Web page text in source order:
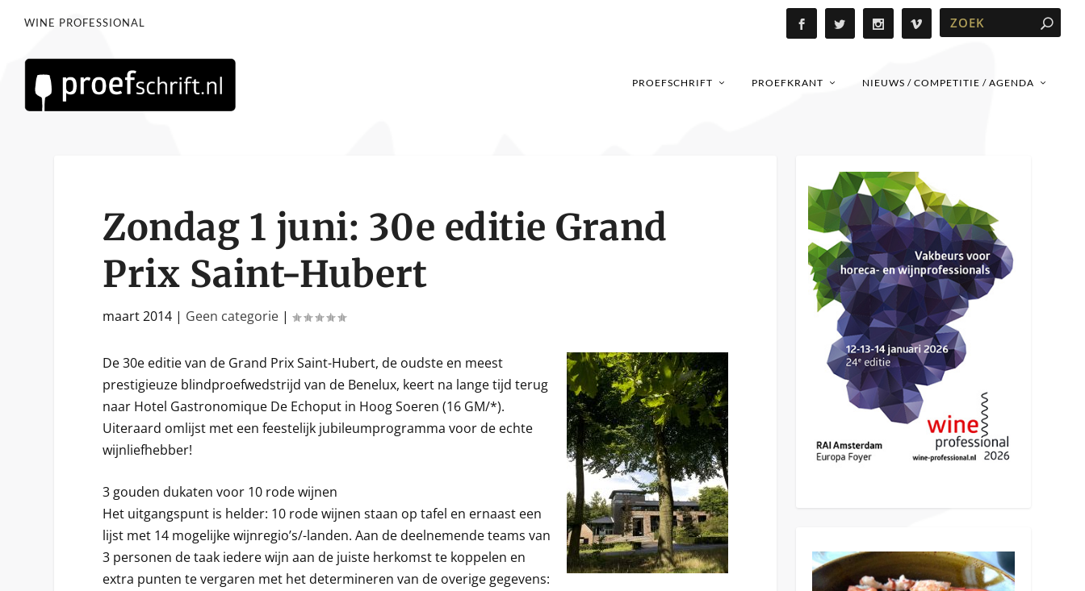
WINE PROFESSIONAL
PROEFSCHRIFT PROEFKRANT NIEUWS / COMPETITIE / AGENDA
Zondag 1 juni: 30e editie Grand
Prix Saint-Hubert
maart 2014 | Geen categorie |
De 30e editie van de Grand Prix Saint-Hubert, de oudste en meest
prestigieuze blindproefwedstrijd van de Benelux, keert na lange tijd terug
naar Hotel Gastronomique De Echoput in Hoog Soeren (16 GM/*).
Uiteraard omlijst met een feestelijk jubileumprogramma voor de echte
wijnliefhebber!
3 gouden dukaten voor 10 rode wijnen
Het uitgangspunt is helder: 10 rode wijnen staan op tafel en ernaast een
lijst met 14 mogelijke wijnregio’s/-landen. Aan de deelnemende teams van
3 personen de taak iedere wijn aan de juiste herkomst te koppelen en
extra punten te vergaren met het determineren van de overige gegevens: